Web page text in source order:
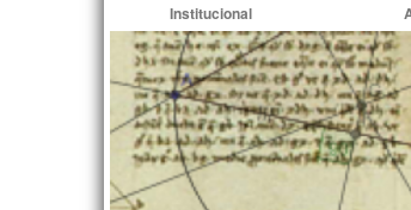
Institucional